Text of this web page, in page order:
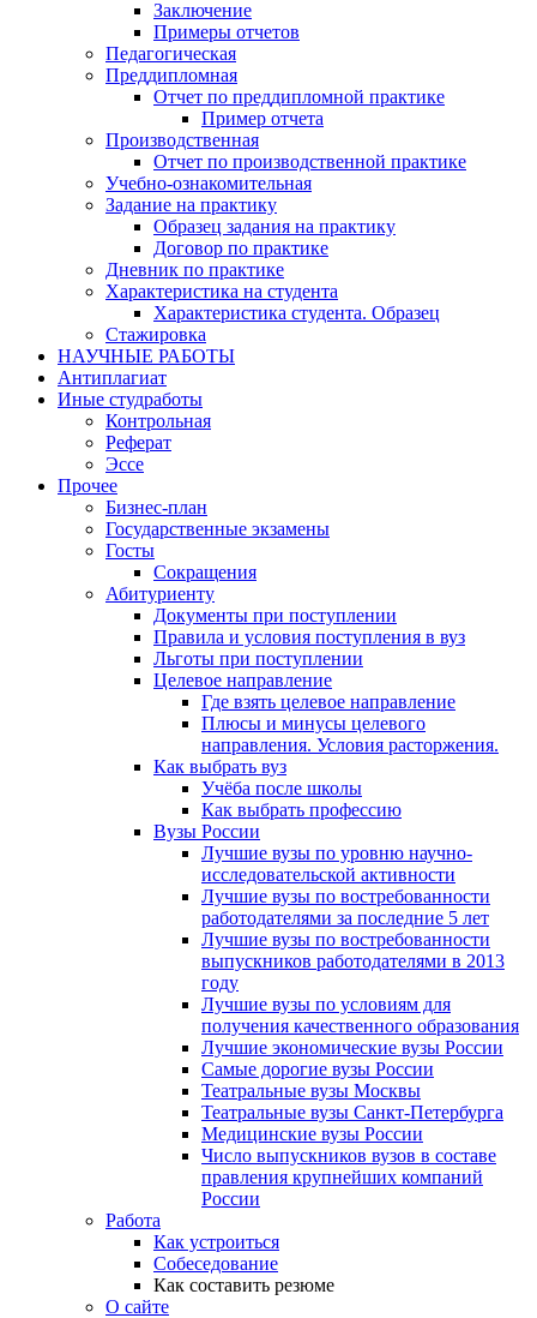
Заключение
Примеры отчетов
Педагогическая
Преддипломная
Отчет по преддипломной практике
Пример отчета
Производственная
Отчет по производственной практике
Учебно-ознакомительная
Задание на практику
Образец задания на практику
Договор по практике
Дневник по практике
Характеристика на студента
Характеристика студента. Образец
Стажировка
НАУЧНЫЕ РАБОТЫ
Антиплагиат
Иные студработы
Контрольная
Реферат
Эссе
Прочее
Бизнес-план
Государственные экзамены
Госты
Сокращения
Абитуриенту
Документы при поступлении
Правила и условия поступления в вуз
Льготы при поступлении
Целевое направление
Где взять целевое направление
Плюсы и минусы целевого
направления. Условия расторжения.
Как выбрать вуз
Учёба после школы
Как выбрать профессию
Вузы России
Лучшие вузы по уровню научно-
исследовательской активности
Лучшие вузы по востребованности
работодателями за последние 5 лет
Лучшие вузы по востребованности
выпускников работодателями в 2013
году
Лучшие вузы по условиям для
получения качественного образования
Лучшие экономические вузы России
Самые дорогие вузы России
Театральные вузы Москвы
Театральные вузы Санкт-Петербурга
Медицинские вузы России
Число выпускников вузов в составе
правления крупнейших компаний
России
Работа
Как устроиться
Собеседование
Как составить резюме
О сайте